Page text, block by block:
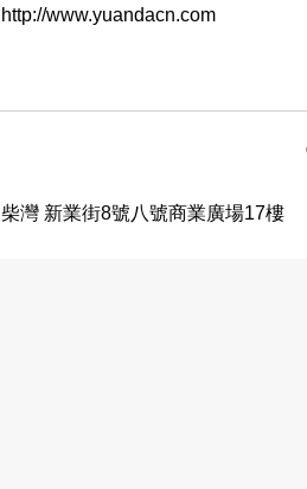
http://www.yuandacn.com
柴灣 新業街8號八號商業廣場17樓